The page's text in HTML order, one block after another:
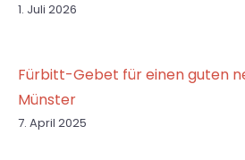
1. Juli 2026
Fürbitt-Gebet für einen guten
Münster
7. April 2025